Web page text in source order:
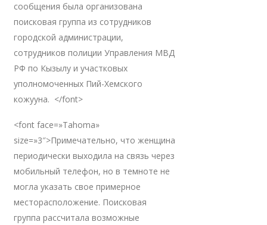
сообщения была организована
поисковая группа из сотрудников
городской администрации,
сотрудников полиции Управления МВД
РФ по Кызылу и участковых
уполномоченных Пий-Хемского
кожууна. </font>
<font face=»Tahoma»
size=»3″>Примечательно, что женщина
периодически выходила на связь через
мобильный телефон, но в темноте не
могла указать свое примерное
месторасположение. Поисковая
группа рассчитала возможные